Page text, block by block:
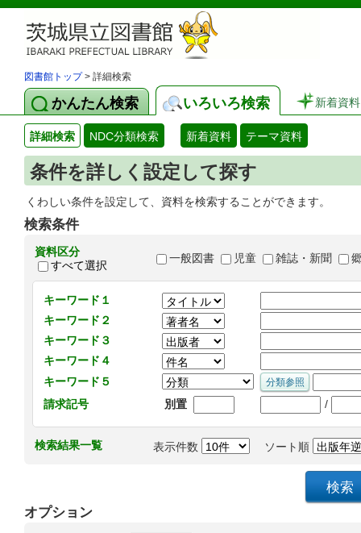
図書館トップ> 詳細検索
かんたん検索 いろいろ検索 新着資料
詳細検索 NDC分類検索 新着資料 テーマ資料
条件を詳しく設定して探す
くわしい条件を設定して、資料を検索することができます。
検索条件
資料区分
すべて選択
一般図書 児童 雑誌・新聞
キーワード１
キーワード２
キーワード３
キーワード４
キーワード５
請求記号
別置 /
検索結果一覧 表示件数 ソート順
オプション